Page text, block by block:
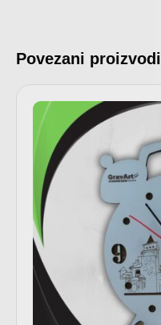
Povezani proizvodi